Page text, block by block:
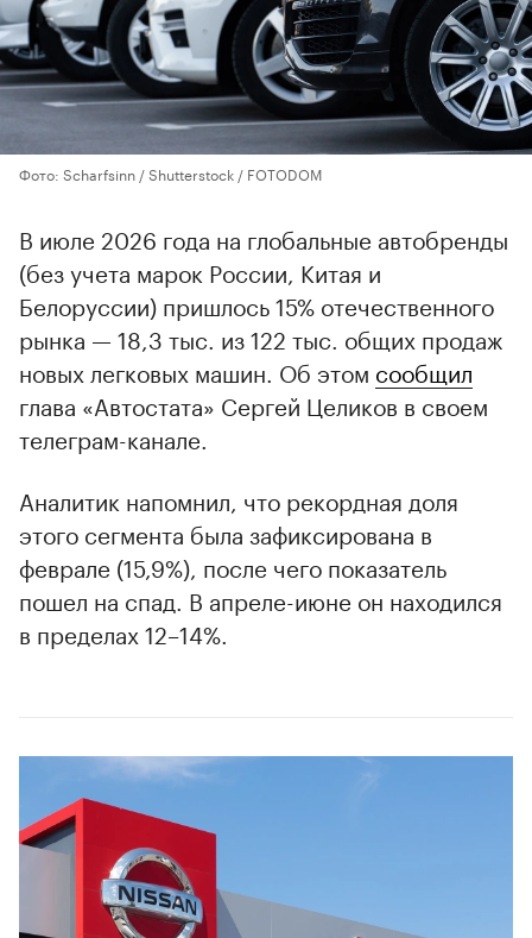
Фото: Scharfsinn / Shutterstock / FOTODOM
В июле 2026 года на глобальные автобренды
(без учета марок России, Китая и
Белоруссии) пришлось 15% отечественного
рынка — 18,3 тыс. из 122 тыс. общих продаж
новых легковых машин. Об этом сообщил
глава «Автостата» Сергей Целиков в своем
телеграм-канале.
Аналитик напомнил, что рекордная доля
этого сегмента была зафиксирована в
феврале (15,9%), после чего показатель
пошел на спад. В апреле-июне он находился
в пределах 12–14%.